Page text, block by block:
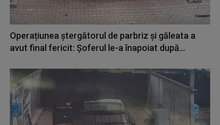
Operațiunea ștergătorul de parbriz și găleata a
avut final fericit: Șoferul le-a înapoiat după...